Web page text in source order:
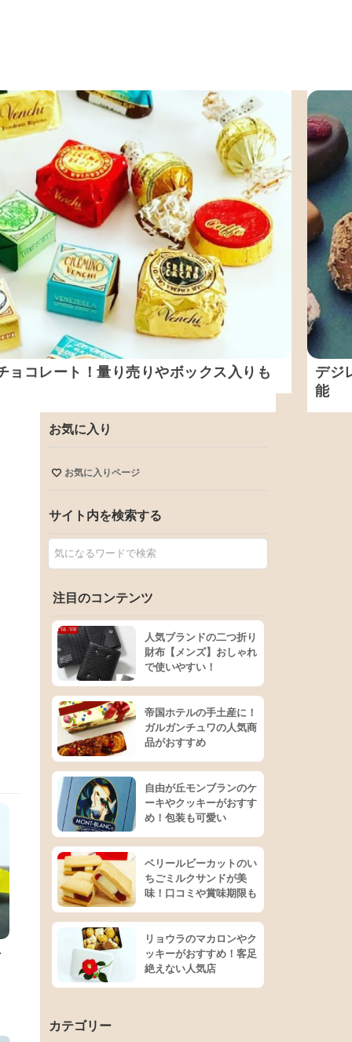
ョコレート！量り売りやボックス入りも
デジ
能
お気に入り
お気に入りページ
サイト内を検索する
注目のコンテンツ
人気ブランドの二つ折り
財布【メンズ】おしゃれ
で使いやすい！
帝国ホテルの手土産に！
ガルガンチュワの人気商
品がおすすめ
自由が丘モンブランのケ
ーキやクッキーがおすす
め！包装も可愛い
ベリールビーカットのい
ちごミルクサンドが美
味！口コミや賞味期限も
リョウラのマカロンやク
ッキーがおすすめ！客足
絶えない人気店
カテゴリー